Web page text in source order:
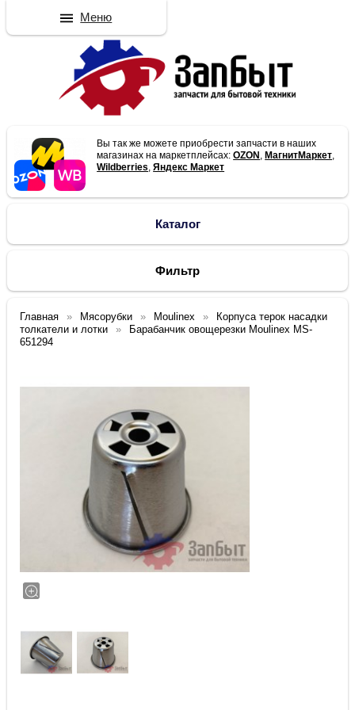
Вы так же можете приобрести запчасти в наших
магазинах на маркетплейсах:OZON , МагнитМаркет,
Wildberries,Яндекс Маркет
Каталог
Фильтр
Главная Мясорубки Moulinex
Корпуса терок насадки
толкатели и лотки
Барабанчик овощерезки Moulinex MS-
651294
Меню